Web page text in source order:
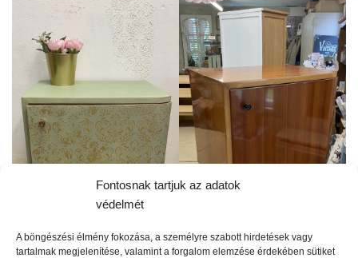
Fontosnak tartjuk az adatok
védelmét
A böngészési élmény fokozása, a személyre szabott hirdetések vagy
tartalmak megjelenítése, valamint a forgalom elemzése érdekében sütiket